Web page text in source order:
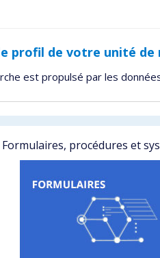
profil de votre unité de
est propulsé par les
Formulaires, procédures et